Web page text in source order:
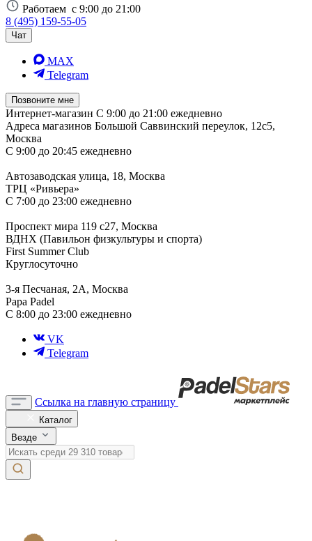
Работаем с 9:00 до 21:00
8 (495) 159-55-05
Чат
MAX
Telegram
Позвоните мне
Интернет-магазин С 9:00 до 21:00 ежедневно
Адреса магазинов Большой Саввинский переулок, 12с5,
Москва
С 9:00 до 20:45 ежедневно
Автозаводская улица, 18, Москва
ТРЦ «Ривьера»
С 7:00 до 23:00 ежедневно
Проспект мира 119 с27, Москва
ВДНХ (Павильон физкультуры и спорта)
First Summer Club
Круглосуточно
3-я Песчаная, 2А, Москва
Papa Padel
С 8:00 до 23:00 ежедневно
VK
Telegram
Ссылка на главную страницу
Каталог
Везде